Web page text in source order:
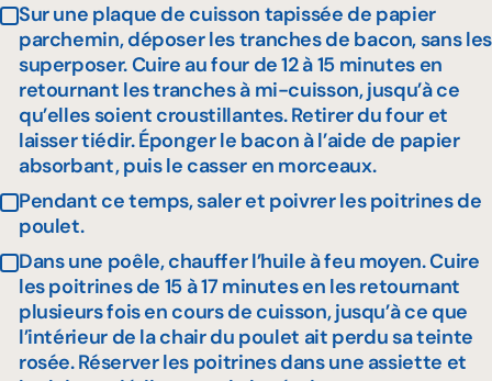
Sur une plaque de cuisson tapissée de papier
parchemin, déposer les tranches de bacon, sans les
superposer. Cuire au four de 12 à 15 minutes en
retournant les tranches à mi-cuisson, jusqu’à ce
qu’elles soient croustillantes. Retirer du four et
laisser tiédir. Éponger le bacon à l’aide de papier
absorbant, puis le casser en morceaux.
Pendant ce temps, saler et poivrer les poitrines de
poulet.
Dans une poêle, chauffer l’huile à feu moyen. Cuire
les poitrines de 15 à 17 minutes en les retournant
plusieurs fois en cours de cuisson, jusqu’à ce que
l’intérieur de la chair du poulet ait perdu sa teinte
rosée. Réserver les poitrines dans une assiette et